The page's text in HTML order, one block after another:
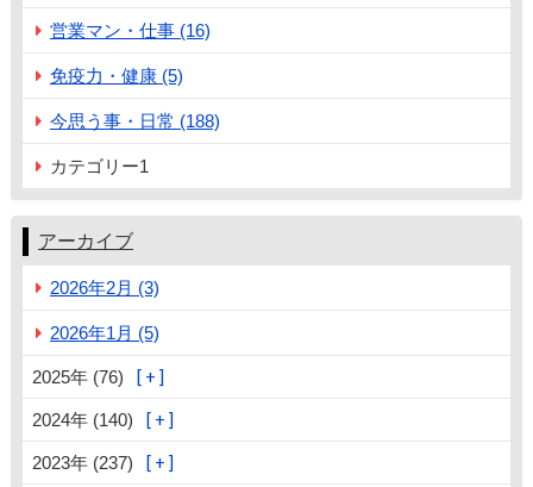
営業マン・仕事 (16)
免疫力・健康 (5)
今思う事・日常 (188)
カテゴリー1
アーカイブ
2026年2月 (3)
2026年1月 (5)
2025年 (76)
2024年 (140)
2023年 (237)